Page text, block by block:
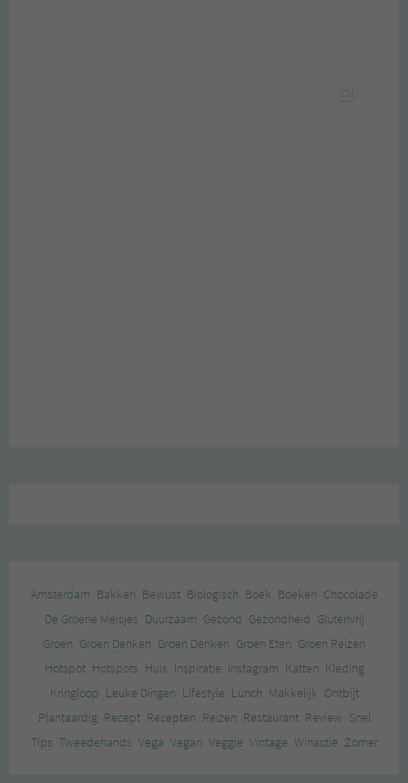
Amsterdam Bakken Bewust Biologisch Boek Boeken Chocolade
De Groene Meisjes Duurzaam Gezond Gezondheid Glutenvrij
Groen Groen Denken Groen Denken Groen Eten Groen Reizen
Hotspot Hotspots Huis Inspiratie Instagram Katten Kleding
Kringloop Leuke Dingen Lifestyle Lunch Makkelijk Ontbijt
Plantaardig Recept Recepten Reizen Restaurant Review Snel
Tips Tweedehands Vega Vegan Veggie Vintage Winactie Zomer